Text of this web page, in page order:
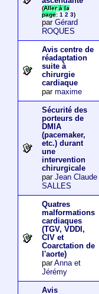
(Aller à la
page: 1 2 3)
par Gérard
ROQUES
Avis centre de
réadaptation
suite à
chirurgie
cardiaque
par maxime
Sécurité des
porteurs de
DMIA
(pacemaker,
etc.) durant
une
intervention
chirurgicale
par Jean Claude
SALLES
Quatres
malformations
cardiaques
(TGV, VDDI,
CIV et
Coarctation de
l'aorte)
parAnna et
Jérémy
Avis